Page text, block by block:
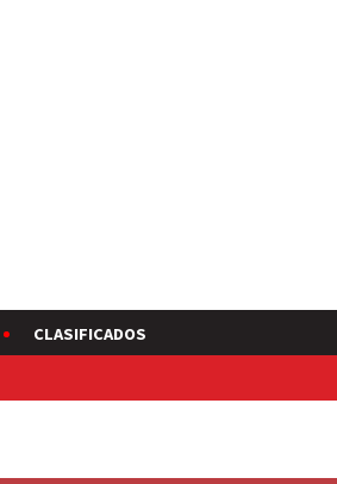
CLASIFICADOS